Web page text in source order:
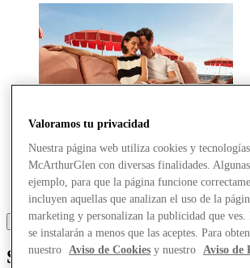
Superdry & Co
Valoramos tu privacidad
Nuestra página web utiliza cookies y
McArthurGlen con diversas finalidades.
ejemplo, para que la página funcione
incluyen aquellas que analizan el uso de la
marketing y personalizan la publicidad que ves.
se instalarán a menos que las aceptes. Para
nuestro
Aviso de Cookies y nuestro Aviso de